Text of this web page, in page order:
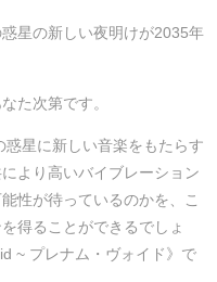
星の新しい夜明けが2035年
た次第です。
星に新しい音楽をもたらす
より高いバイブレーション
性が待っているのかを、こ
得ることができるでしょ
~ プレナム・ヴォイド》で